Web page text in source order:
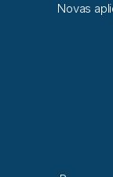
Novas